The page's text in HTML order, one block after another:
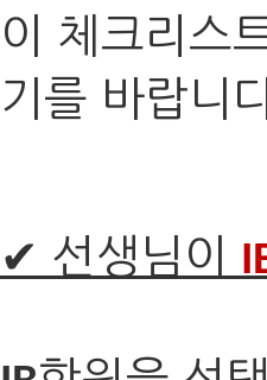
이 체크리스
기를 바랍니
✔ 선생님이